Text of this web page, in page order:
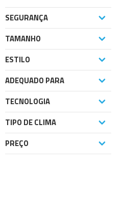
SEGURANÇA
TAMANHO
ESTILO
ADEQUADO PARA
TECNOLOGIA
TIPO DE CLIMA
PREÇO